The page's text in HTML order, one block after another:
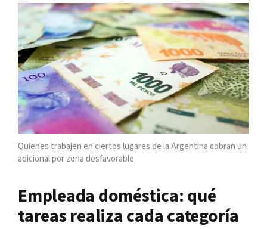
Quienes trabajen en ciertos lugares de la Argentina cobran un
adicional por zona desfavorable
Empleada doméstica: qué
tareas realiza cada categoría